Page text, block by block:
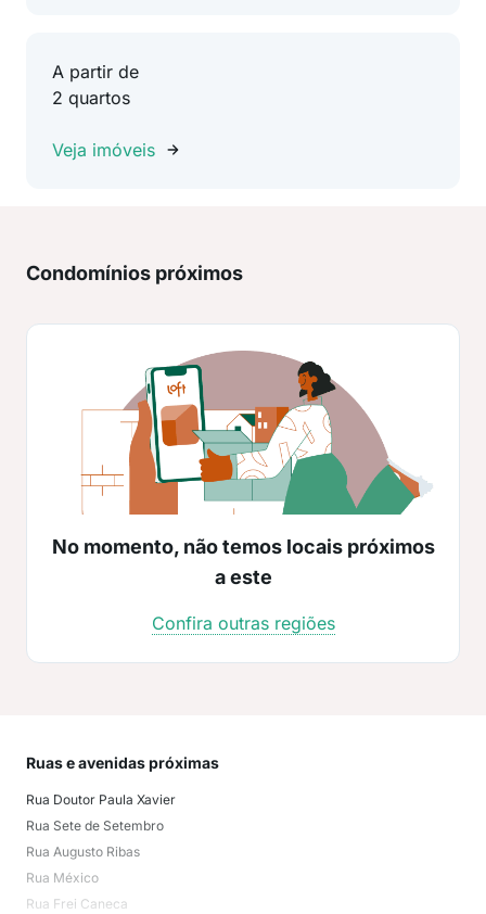
A partir de
2 quartos
Veja imóveis
Condomínios próximos
No momento, não temos locais próximos
a este
Confira outras regiões
Ruas e avenidas próximas
Rua Doutor Paula Xavier
Rua Sete de Setembro
Rua Augusto Ribas
Rua México
Rua Frei Caneca